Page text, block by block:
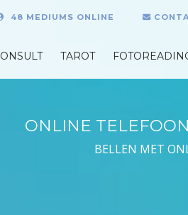
48 MEDIUMS ONLINE
TAROT
ONLINE
BELLEN MET